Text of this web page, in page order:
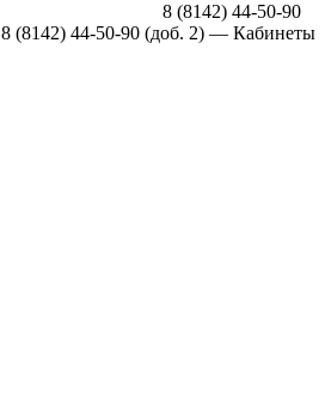
8 (8142) 44-50-90
8 (8142) 44-50-90 (доб. 2) — Кабинеты